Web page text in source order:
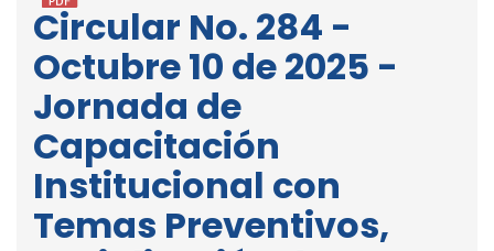
Circular No. 284 -
Octubre 10 de 2025 -
Jornada de
Capacitación
Institucional con
Temas Preventivos,